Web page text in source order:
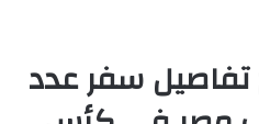
تفاصيل سفر عدد